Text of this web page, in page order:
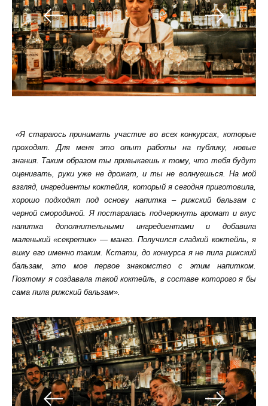
«Я стараюсь принимать участие во всех конкурсах, которые
проходят. Для меня это опыт работы на публику, новые
знания. Таким образом ты привыкаешь к тому, что тебя будут
оценивать, руки уже не дрожат, и ты не волнуешься. На мой
взгляд, ингредиенты коктейля, который я сегодня приготовила,
хорошо подходят под основу напитка – рижский бальзам с
черной смородиной. Я постаралась подчеркнуть аромат и вкус
напитка дополнительными ингредиентами и добавила
маленький «секретик» — манго. Получился сладкий коктейль, я
вижу его именно таким. Кстати, до конкурса я не пила рижский
бальзам, это мое первое знакомство с этим напитком.
Поэтому я создавала такой коктейль, в составе которого я бы
сама пила рижский бальзам».